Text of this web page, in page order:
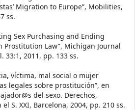
Migration to Europe”, Mobilities,
ss.
Sex Purchasing and Ending
Prostitution Law”, Michigan Journal
33:1, 2011, pp. 133 ss.
víctima, mal social o mujer
legales sobre prostitución”, en
del sexo. Derechos,
S. XXI, Barcelona, 2004, pp. 210 ss.